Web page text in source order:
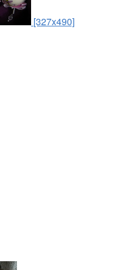
[327x490]